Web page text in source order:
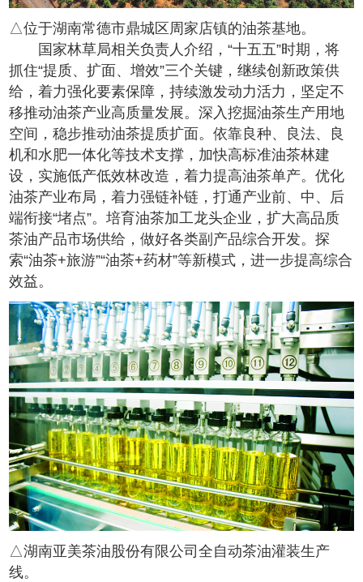
△位于湖南常德市鼎城区周家店镇的油茶基地。
国家林草局相关负责人介绍，“十五五”时期，将
抓住“提质、扩面、增效”三个关键，继续创新政策供
给，着力强化要素保障，持续激发动力活力，坚定不
移推动油茶产业高质量发展。深入挖掘油茶生产用地
空间，稳步推动油茶提质扩面。依靠良种、良法、良
机和水肥一体化等技术支撑，加快高标准油茶林建
设，实施低产低效林改造，着力提高油茶单产。优化
油茶产业布局，着力强链补链，打通产业前、中、后
端衔接“堵点”。培育油茶加工龙头企业，扩大高品质
茶油产品市场供给，做好各类副产品综合开发。探
索“油茶+旅游”“油茶+药材”等新模式，进一步提高综合
效益。
△湖南亚美茶油股份有限公司全自动茶油灌装生产
线。